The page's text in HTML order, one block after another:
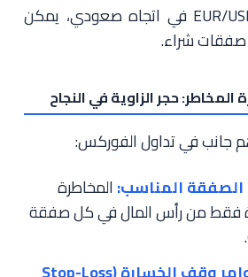
مثال: إذا كان زوج EUR/USD في اتجاه صعودي، يمكن
صفقات شراء.
المخاطر: حجر الزاوية في النجاح
جانب في تداول الفوركس:
المناسب: المخاطرة
فقط من رأس المال في كل صفقة